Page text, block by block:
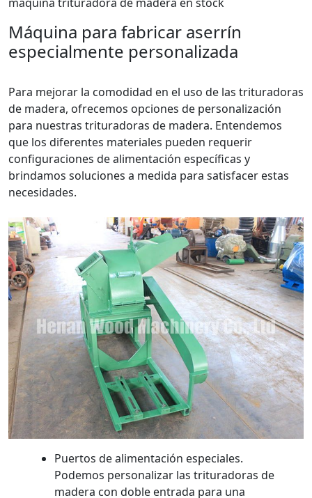
Máquina para fabricar aserrín
especialmente personalizada
Para mejorar la comodidad en el uso de las trituradoras
de madera, ofrecemos opciones de personalización
para nuestras trituradoras de madera. Entendemos
que los diferentes materiales pueden requerir
configuraciones de alimentación específicas y
brindamos soluciones a medida para satisfacer estas
necesidades.
Puertos de alimentación especiales.
Podemos personalizar las trituradoras de
madera con doble entrada para una